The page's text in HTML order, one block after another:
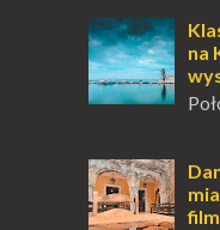
pośrodku
doskonał...
na
jest jednym z
symbo...